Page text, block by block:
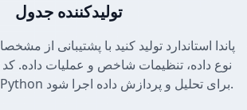
تولیدکننده جدول
نوع داده، تنظیمات شاخص و عملیات داده. کد
مستقیماً در محیط Python برای تحلیل و پردازش داده اجرا شود.